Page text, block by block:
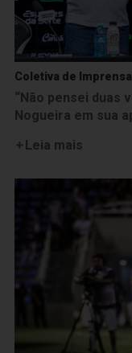
Coletiva de Imprensa
“Não pensei duas
Nogueira em sua
Leia mais